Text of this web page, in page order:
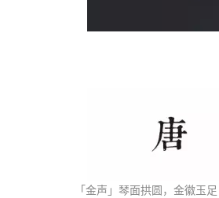
「金声」琴面拱圆，金徽玉